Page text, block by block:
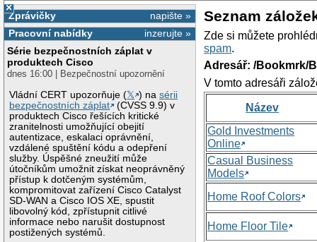
×
napište »
Zprávičky
inzerujte »
Pracovní nabídky
Série bezpečnostních záplat v
produktech Cisco
dnes 16:00 | Bezpečnostní upozornění
Vládní CERT upozorňuje (𝕏 ) nasérii
bezpečnostních záplat
(CVSS 9.9) v
produktech Cisco řešících kritické
zranitelnosti umožňující obejití
autentizace, eskalaci oprávnění,
vzdálené spuštění kódu a odepření
služby. Úspěšné zneužití může
útočníkům umožnit získat neoprávněný
přístup k dotčeným systémům,
kompromitovat zařízení Cisco Catalyst
SD-WAN a Cisco IOS XE, spustit
libovolný kód, zpřístupnit citlivé
informace nebo narušit dostupnost
postižených systémů.
Seznam
Zde si můžete
spam.
Adresář: /Bookmrk/
V tomto adresáři
Název
Gold Investments
Online
Casual Business
Models
Home Roof Colors
Home Floor Tile